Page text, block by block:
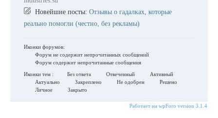
Новейшие посты: Отзывы о гадалках, которые
реально помогли (честно, без рекламы)
Иконки форумов:
Форум не содержит непрочитанных сообщений
Форум содержит непрочитанные сообщения
Иконки тем :
Без ответа Отвеченный
Активный
Актуально
Закреплено Не одобрен
Решено
Личное
Закрыто
Работает на wpForo version 3.1.4